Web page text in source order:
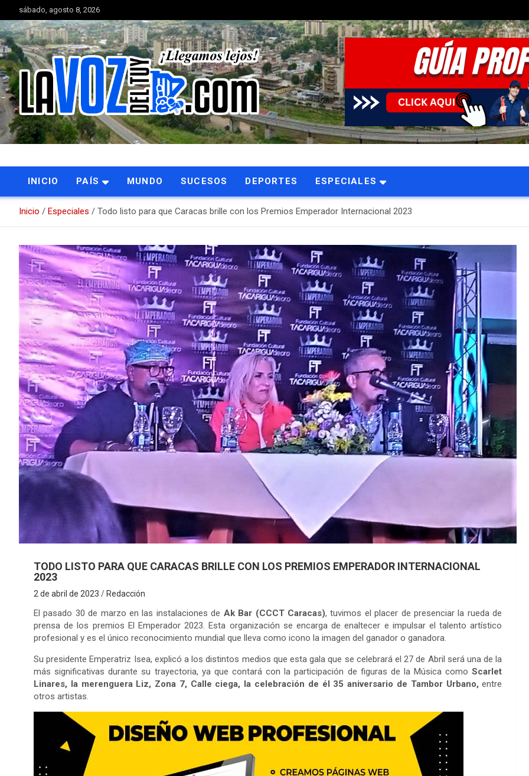
al
contenido
sábado, agosto 8, 2026
La Voz del Tuy
Portal de noticias
INICIO PAÍS MUNDO SUCESOS DEPORTES ESPECIALES
Inicio Especiales Todo listo para que Caracas brille con los Premios Emperador Internacional 2023
TODO LISTO PARA QUE CARACAS BRILLE CON LOS PREMIOS EMPERADOR INTERNACIONAL
2023
2 de abril de 2023 Redacción
El pasado 30 de marzo en las instalaciones de Ak Bar (CCCT Caracas), tuvimos el placer de presenciar la rueda de
prensa de los premios El Emperador 2023. Esta organización se encarga de enaltecer e impulsar el talento artístico
profesional y es el único reconocimiento mundial que lleva como icono la imagen del ganador o ganadora.
Su presidente Emperatriz Isea, explicó a los distintos medios que esta gala que se celebrará el 27 de Abril será una de la
más significativas durante su trayectoria, ya que contará con la participación de figuras de la Música comoScarlet
Linares, la merenguera Liz, Zona 7, Calle ciega, la celebración de él 35 aniversario de Tambor Urbano, entre
otros artistas.